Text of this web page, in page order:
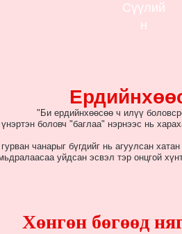
Сүүлий
н
"Би ердийнхөөсөө ч илүү
боловч "баглаа" нэрнээс нь
чанарыг бүгдийг нь агуулсан
уйдсан эсвэл тэр онцгой
Хөнгөн бөгөөд